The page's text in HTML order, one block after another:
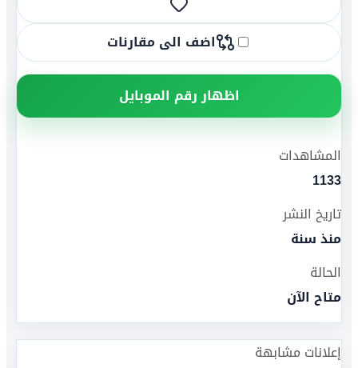
اضف الى مقارنات
اظهار رقم الموبايل
المشاهدات
1133
تاريخ النشر
منذ سنة
الحالة
متاح الآن
إعلانات مشابهة